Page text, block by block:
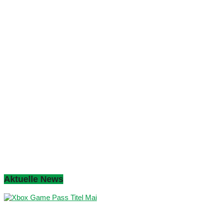
Aktuelle News